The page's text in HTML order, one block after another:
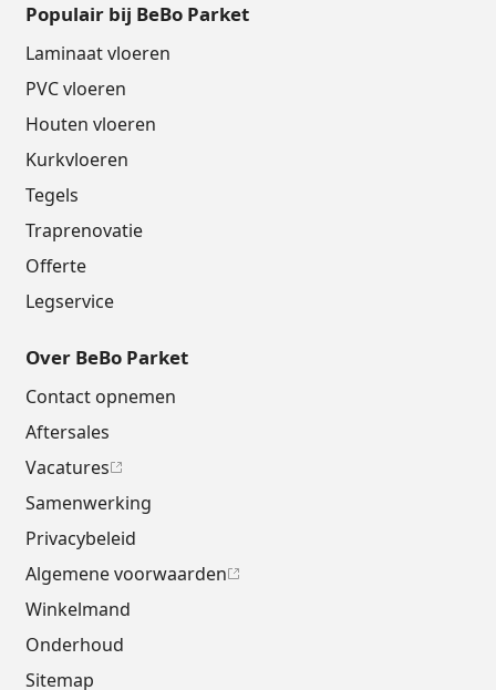
Populair bij BeBo Parket
Laminaat vloeren
PVC vloeren
Houten vloeren
Kurkvloeren
Tegels
Traprenovatie
Offerte
Legservice
Over BeBo Parket
Contact opnemen
Aftersales
Vacatures
Samenwerking
Privacybeleid
Algemene voorwaarden
Winkelmand
Onderhoud
Sitemap